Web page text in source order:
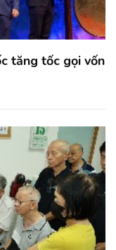
tăng tốc gọi vốn